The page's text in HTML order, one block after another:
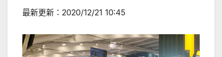
最新更新： 2020/12/21 10:45